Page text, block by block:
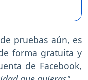
pruebas aún, es
forma gratuita y
de Facebook,